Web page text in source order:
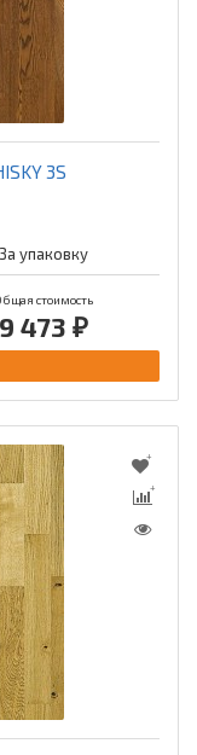
3S
За упаковку
стоимость
9 473 ₽